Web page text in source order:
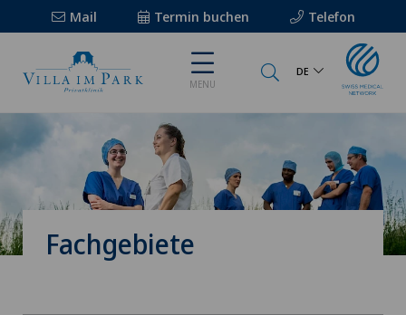
Mail Termin buchen Telefon
MENU
DE
Fachgebiete